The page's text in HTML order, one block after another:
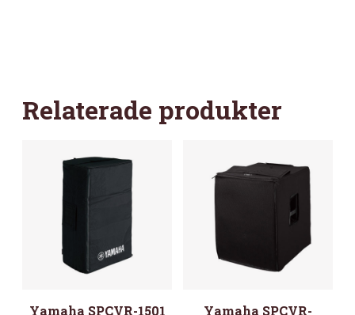
Relaterade produkter
Yamaha SPCVR-1501 Yamaha SPCVR-